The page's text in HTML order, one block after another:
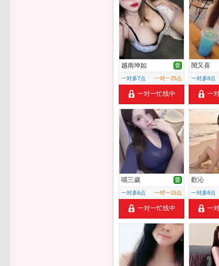
越南坤如
一对多7点 一对一25点
一对一忙线中
閔又喜
一对多8点
一
喵三歲
一对多6点 一对一15点
一对一忙线中
歡沁
一对多8点
一